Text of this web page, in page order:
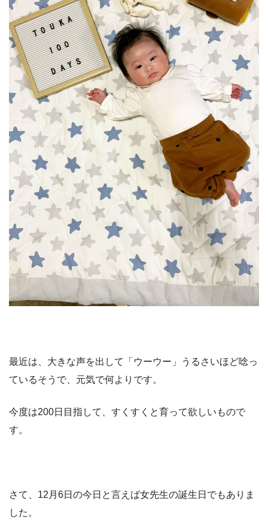
最近は、大きな声を出して「ウーウー」うるさいほど唸っ
ているそうで、元気で何よりです。
今度は200日目指して、すくすくと育って欲しいもので
す。
さて、12月6日の今日と言えば女先生の誕生日でもありま
した。